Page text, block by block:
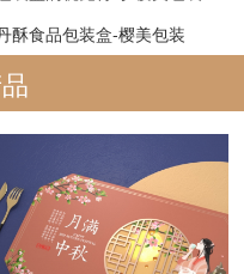
酥食品包装盒-樱美包装